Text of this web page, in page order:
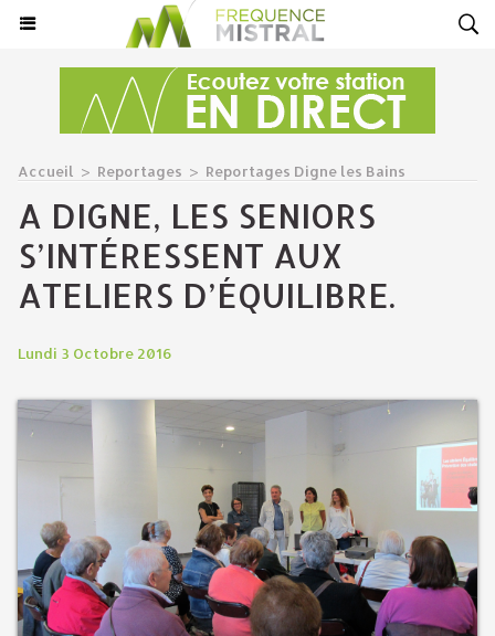
Accueil > Reportages > Reportages Digne les Bains
A DIGNE, LES SENIORS
S’INTÉRESSENT AUX
ATELIERS D’ÉQUILIBRE.
Lundi 3 Octobre 2016